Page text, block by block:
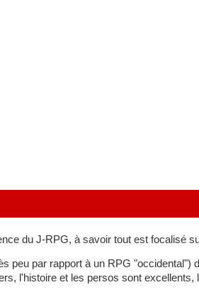
du J-RPG, à savoir tout est focalisé
peu par rapport à un RPG
l'histoire et les persos sont